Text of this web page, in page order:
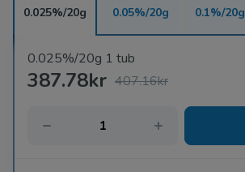
0.025%/20g 0.05%/20g 0.1%/20g
0.025%/20g 1 tub
387.78kr 407.16kr